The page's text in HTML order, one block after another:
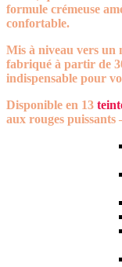
formule crémeuse
confortable.
Mis à niveau vers un
fabriqué à partir de
indispensable pour
Disponible en 13
aux rouges